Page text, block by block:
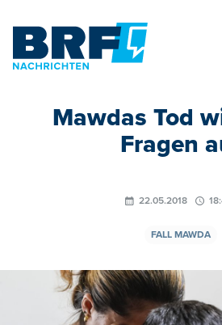
Mawdas Tod
Fragen
22.05.2018
FALL MAWDA